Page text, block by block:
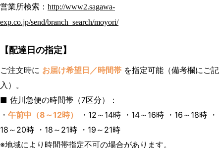
営業所検索： http://www2.sagawa-
exp.co.jp/send/branch_search/moyori/
【配達日の指定】
ご注文時に お届け希望日／時間帯 を指定可能（備考欄にご記
入）。
■ 佐川急便の時間帯（7区分）：
・ 午前中（8～12時）
・12～14時 ・14～16時 ・16～18時 ・
18～20時 ・18～21時 ・19～21時
※地域により時間帯指定不可の場合があります。